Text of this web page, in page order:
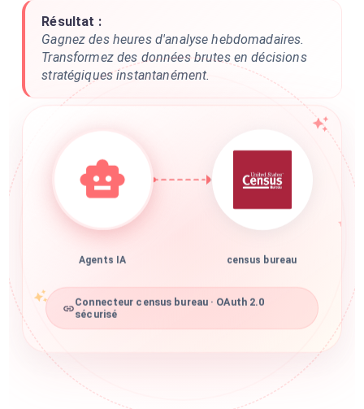
Résultat :
Gagnez des heures d'analyse hebdomadaires.
Transformez des données brutes en décisions
stratégiques instantanément.
Agents IA census bureau
Connecteur census bureau · OAuth 2.0
sécurisé